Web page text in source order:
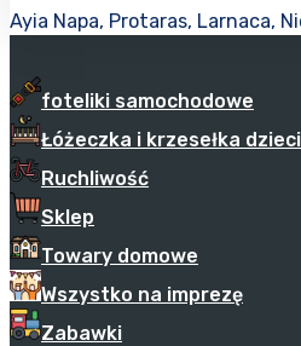
Ayia Napa, Protaras, Larnaca,
foteliki samochodowe
Łóżeczka i krzesełka
Ruchliwość
Sklep
Towary domowe
Wszystko na imprezę
Zabawki